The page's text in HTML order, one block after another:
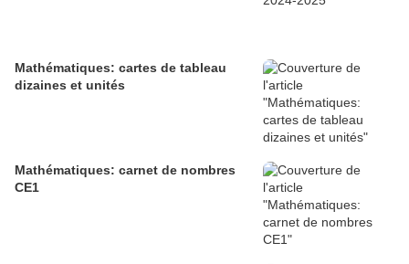
Mathématiques: cartes de tableau
dizaines et unités
Mathématiques: carnet de nombres
CE1